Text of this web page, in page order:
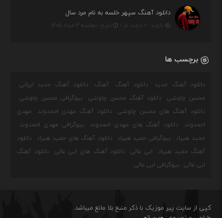
دانلود آهنگ سپهر خلسه به نام مرد سال
بازدید : ۰ بازدید بار / تاریخ : دوشنبه ۱۲ مرداد ۱۴۰۵
برچسب ها
دانلود آهنگ جدید دانلود آهنگ آهنگ
دانلود آهنگ جدید ایرانی
محسن چاوشی
دانلود آهنگ محسن چاوشی
بیوگرافی محسن چاوشی
دانلود آهنگ های محسن چاوشی
دانلود آهنگ مهدی احمدوند
مهدی
احمدوند
دانلود آهنگ های مهدی احمدوند
بیوگرافی مهدی احمدوند
حمید هیراد
بیوگرافی حمید هیراد دانلود آهنگ های حمید هیراد
دانلود
آهنگ حمید هیراد
ابی عالی دانلود آهنگ های ابی عالی
دانلود آهنگ
ابی عالی
بیوگرافی ابی عالی
کپی از سایت پیر موزیک با ذکر منبع بلا مانع میباشد.